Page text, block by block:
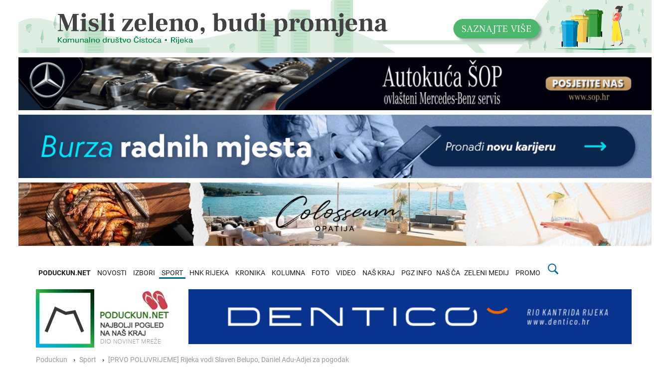
PODUCKUN.NET NOVOSTI IZBORI SPORT HNK RIJEKA KRONIKA KOLUMNA FOTO VIDEO NAŠ KRAJ PGZ INFO NAŠ ČA ZELENI MEDIJ PROMO
Poduckun Sport [PRVO POLUVRIJEME] Rijeka vodi Slaven Belupo, Daniel Adu-Adjei za pogodak